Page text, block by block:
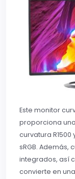
Este monitor
proporciona
curvatura
sRGB. Además,
integrados, así
convierte en